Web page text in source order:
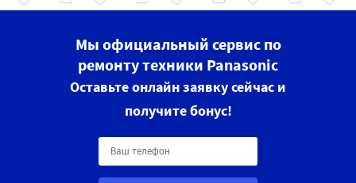
Мы официальный сервис по
ремонту техники Panasonic
Оставьте онлайн заявку сейчас и
получите бонус!